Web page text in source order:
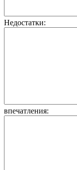
Недостатки:
впечатления: